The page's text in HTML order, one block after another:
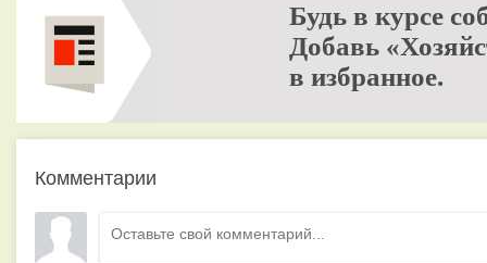
Будь в курсе
Добавь
в избранное.
Комментарии